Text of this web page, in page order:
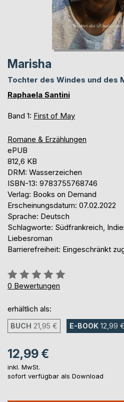
Marisha
Tochter des Windes und des
Raphaela Santini
Band 1: First of May
Romane & Erzählungen
ePUB
812,6 KB
DRM: Wasserzeichen
ISBN-13: 9783755768746
Verlag: Books on Demand
Erscheinungsdatum: 07.02.2022
Sprache: Deutsch
Schlagworte: Südfrankreich,
Liebesroman
Barrierefreiheit: Eingeschränkt
Bewertung::
0%
0 Bewertungen
erhältlich als:
BUCH 21,95 € E-BOOK 12,99 €
12,99 €
inkl. MwSt.
sofort verfügbar als Download